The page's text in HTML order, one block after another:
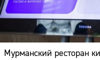
Мурманский ресторан